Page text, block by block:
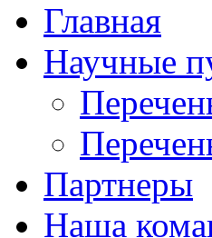
Главная
Научные
Партнеры
Наша